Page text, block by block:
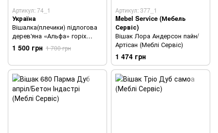
Артикул: 74_1
Україна
Вішалка(плечики) підлогова
дерев'яна «Альфа» горіх
світлий
1 500 грн 1 700 грн
Артикул: 377_1
Mebel Service (Мебель
Сервіс)
Вішак Лора Андерсон пайн/
Артісан (Меблі Сервіс)
1 474 грн